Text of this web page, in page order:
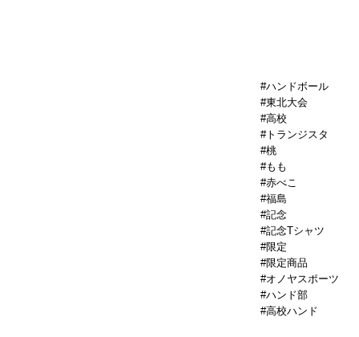
#ハンドボール
#東北大会
#高校
#トランジスタ
#桃
#もも
#赤べこ
#福島
#記念
#記念Tシャツ
#限定
#限定商品
#オノヤスポーツ
#ハンド部
#高校ハンド